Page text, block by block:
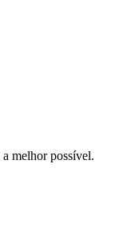
a melhor possível.